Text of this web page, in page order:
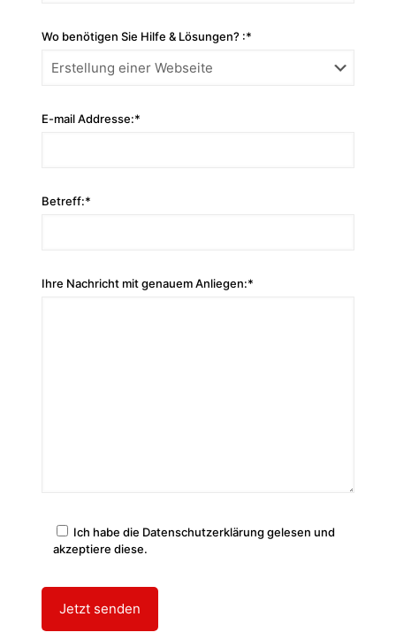
Wo benötigen Sie Hilfe & Lösungen? :*
E-mail Addresse:*
Betreff:*
Ihre Nachricht mit genauem Anliegen:*
Ich habe die Datenschutzerklärung gelesen und
akzeptiere diese.